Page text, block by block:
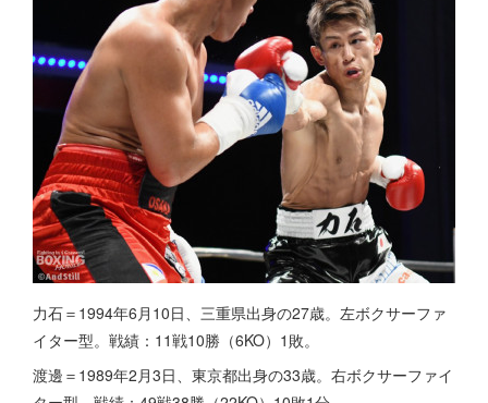
力石＝1994年6月10日、三重県出身の27歳。左ボクサーファ
イター型。戦績：11戦10勝（6KO）1敗。
渡邊＝1989年2月3日、東京都出身の33歳。右ボクサーファイ